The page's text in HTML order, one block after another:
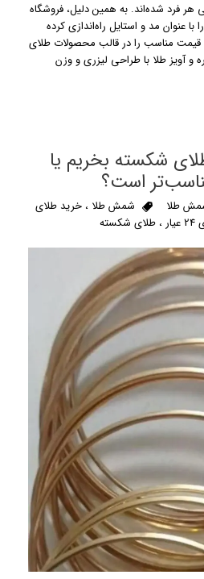
فرد شده‌اند. به همین دلیل، فروشگاه
عنوان مد و استایل راه‌اندازی کرده
قیمت مناسب را در قالب محصولات طلای
آویز طلا با طراحی لیزری و وزن
شکسته بخریم یا
است؟
طلا شمش طلا ، خرید طلای
، طلای شکسته